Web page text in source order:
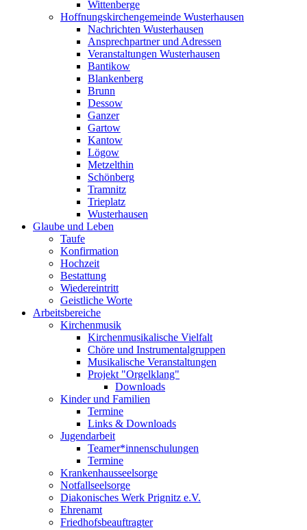
Wittenberge
Hoffnungskirchengemeinde Wusterhausen
Nachrichten Wusterhausen
Ansprechpartner und Adressen
Veranstaltungen Wusterhausen
Bantikow
Blankenberg
Brunn
Dessow
Ganzer
Gartow
Kantow
Lögow
Metzelthin
Schönberg
Tramnitz
Trieplatz
Wusterhausen
Glaube und Leben
Taufe
Konfirmation
Hochzeit
Bestattung
Wiedereintritt
Geistliche Worte
Arbeitsbereiche
Kirchenmusik
Kirchenmusikalische Vielfalt
Chöre und Instrumentalgruppen
Musikalische Veranstaltungen
Projekt "Orgelklang"
Downloads
Kinder und Familien
Termine
Links & Downloads
Jugendarbeit
Teamer*innenschulungen
Termine
Krankenhausseelsorge
Notfallseelsorge
Diakonisches Werk Prignitz e.V.
Ehrenamt
Friedhofsbeauftragter